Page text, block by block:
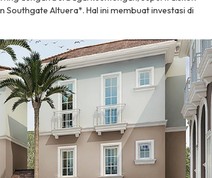
Altuera*. Hal ini membuat investasi di